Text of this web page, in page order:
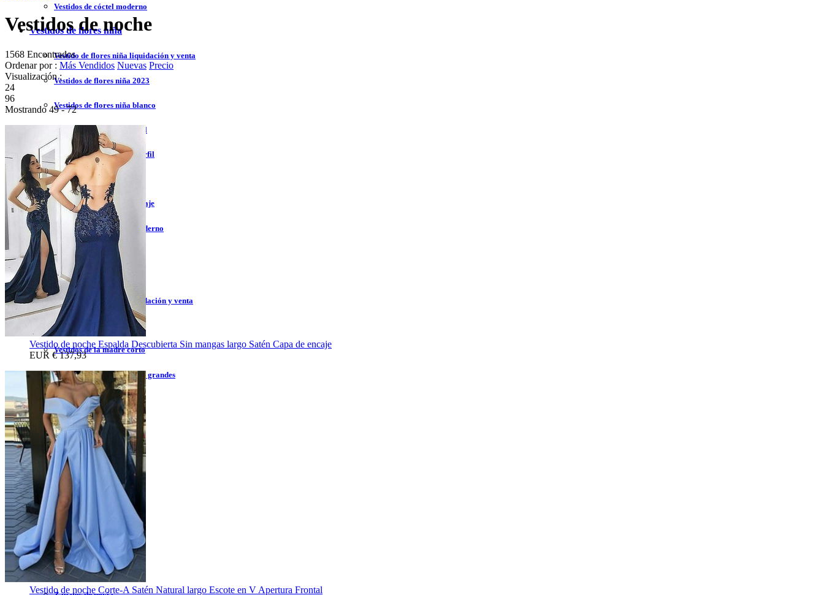
Vestidos de cóctel moderno
Vestidos de flores niña
Vestido de flores niña liquidación y venta
Vestidos de flores niña 2023
Vestidos de flores niña blanco
Vestidos de flores niña azul
Vestidos de flores niña marfil
Vestidos de flores niña tul
Vestidos de flores niña encaje
Vestidos de flores niña moderno
Vestidos de bautizo
Vestidos de la madre
Vestidos de la madre liquidación y venta
Vestidos de la madre 2023
Vestidos de la madre corto
Vestidos de la madre tallas grandes
Vestidos de la madre largo
Vestidos de traje de pantalón
Accesorios de Boda
Velos de boda
Chales de boda
Guantes de boda
Falda desmontable
Enagua de boda
Vestidos de noche
1568 Encontrados
Ordenar por : Más Vendidos Nuevas Precio
Visualización :
24
96
Mostrando 49 - 72
Vestido de noche Espalda Descubierta Sin mangas largo Satén Capa de encaje
EUR € 137,93
Vestido de noche Corte-A Satén Natural largo Escote en V Apertura Frontal